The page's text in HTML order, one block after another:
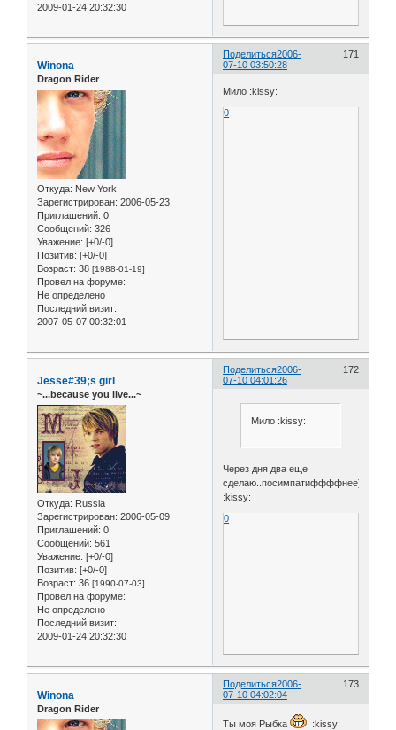
2009-01-24 20:32:30
Поделиться 171
2006-
07-10 03:50:28
Winona
Dragon Rider
Откуда: New York
Зарегистрирован: 2006-05-23
Приглашений: 0
Сообщений: 326
Уважение: [+0/-0]
Позитив: [+0/-0]
Возраст: 38 [1988-01-19]
Провел на форуме:
Не определено
Последний визит:
2007-05-07 00:32:01
Мило :kissy:
0
Поделиться 172
2006-
07-10 04:01:26
Jesse#39;s girl
~...because you live...~
Откуда: Russia
Зарегистрирован: 2006-05-09
Приглашений: 0
Сообщений: 561
Уважение: [+0/-0]
Позитив: [+0/-0]
Возраст: 36 [1990-07-03]
Провел на форуме:
Не определено
Последний визит:
2009-01-24 20:32:30
Мило :kissy:
Через дня два еще
сделаю..посимпатиффффнее))
:kissy:
0
Поделиться 173
2006-
07-10 04:02:04
Winona
Dragon Rider
Ты моя Рыбка
:kissy: